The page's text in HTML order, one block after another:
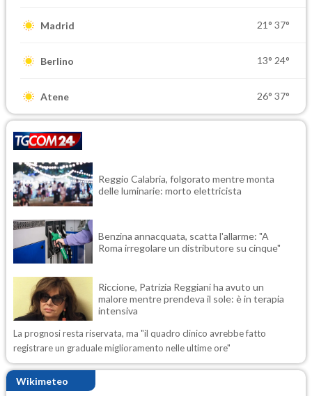
Madrid 21° 37°
Berlino 13° 24°
Atene 26° 37°
Reggio Calabria, folgorato mentre monta
delle luminarie: morto elettricista
Benzina annacquata, scatta l'allarme: "A
Roma irregolare un distributore su cinque"
Riccione, Patrizia Reggiani ha avuto un
malore mentre prendeva il sole: è in terapia
intensiva
La prognosi resta riservata, ma "il quadro clinico avrebbe fatto
registrare un graduale miglioramento nelle ultime ore"
Wikimeteo